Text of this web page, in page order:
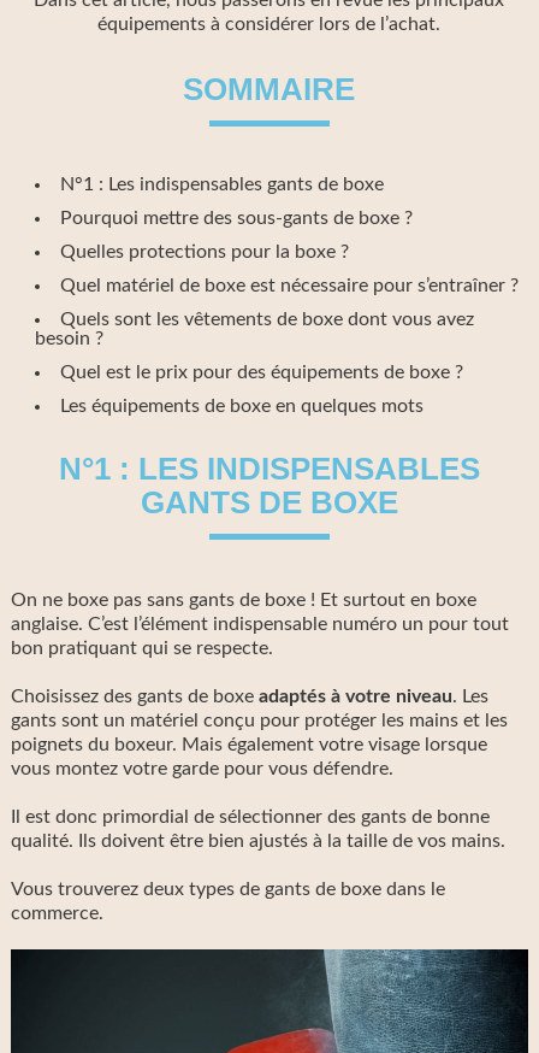
équipements à considérer lors de l’achat.
SOMMAIRE
N°1 : Les indispensables gants de boxe
Pourquoi mettre des sous-gants de boxe ?
Quelles protections pour la boxe ?
Quel matériel de boxe est nécessaire pour s’entraîner ?
Quels sont les vêtements de boxe dont vous avez
besoin ?
Quel est le prix pour des équipements de boxe ?
Les équipements de boxe en quelques mots
N°1 : LES INDISPENSABLES
GANTS DE BOXE
On ne boxe pas sans gants de boxe ! Et surtout en boxe
anglaise. C’est l’élément indispensable numéro un pour tout
bon pratiquant qui se respecte.
Choisissez des gants de boxe adaptés à votre niveau. Les
gants sont un matériel conçu pour protéger les mains et les
poignets du boxeur. Mais également votre visage lorsque
vous montez votre garde pour vous défendre.
Il est donc primordial de sélectionner des gants de bonne
qualité. Ils doivent être bien ajustés à la taille de vos mains.
Vous trouverez deux types de gants de boxe dans le
commerce.